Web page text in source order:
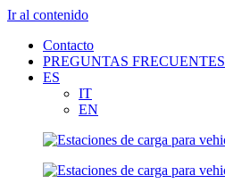
Ir al contenido
Contacto
PREGUNTAS FRECUENTES
ES
IT
EN